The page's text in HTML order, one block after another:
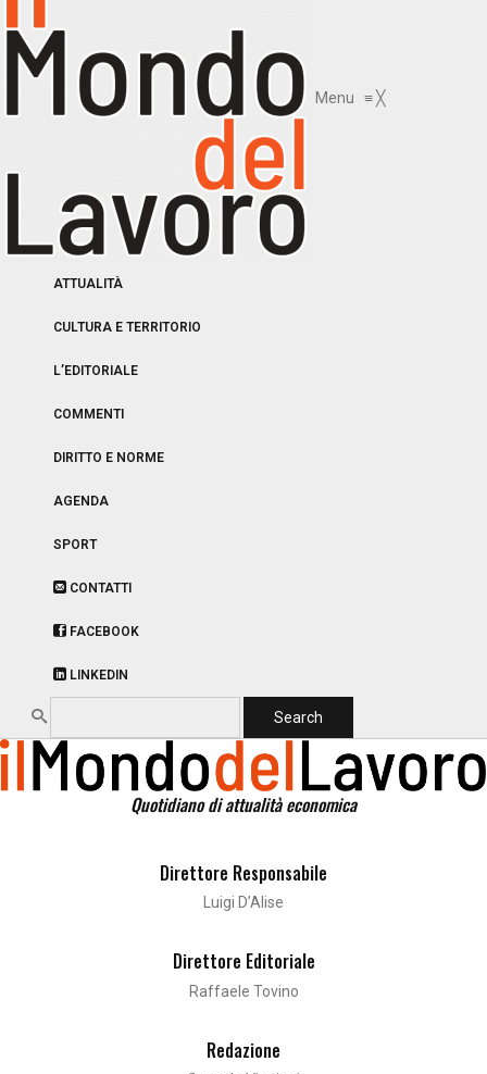
Menu ≡╳
ATTUALITÀ
CULTURA E TERRITORIO
L’EDITORIALE
COMMENTI
DIRITTO E NORME
AGENDA
SPORT
CONTATTI
FACEBOOK
LINKEDIN
Quotidiano di attualità economica
Direttore Responsabile
Luigi D’Alise
Direttore Editoriale
Raffaele Tovino
Redazione